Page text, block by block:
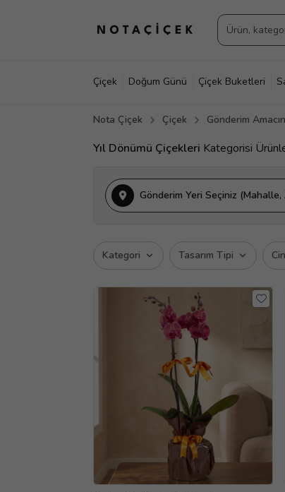
Çiçek Doğum Günü Çiçek Buketleri
Nota Çiçek Çiçek Gönderim
Yıl Dönümü Çiçekleri Kategorisi
Gönderim Yeri Seçiniz (Mahalle,
Kategori Tasarım Tipi